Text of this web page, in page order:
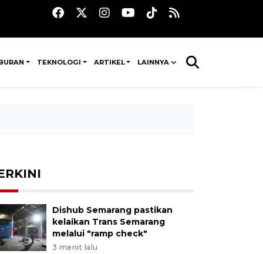
TEKNOLOGI ARTIKEL LAINNYA
Dishub Semarang pastikan
kelaikan Trans Semarang
melalui "ramp check"
3 menit lalu